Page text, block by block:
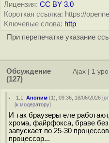
Лицензия: CC BY 3.0
Короткая ссылка: https://
Ключевые слова: http
При перепечатке указание
Обсуждение
(127)
Ajax 1
1.1 ,Аноним (1), 09:36, 18/06/2026 [
[к модератору]
И так браузеры еле
хрома, файрфокса, браве
запускает по 25-30
процессор...